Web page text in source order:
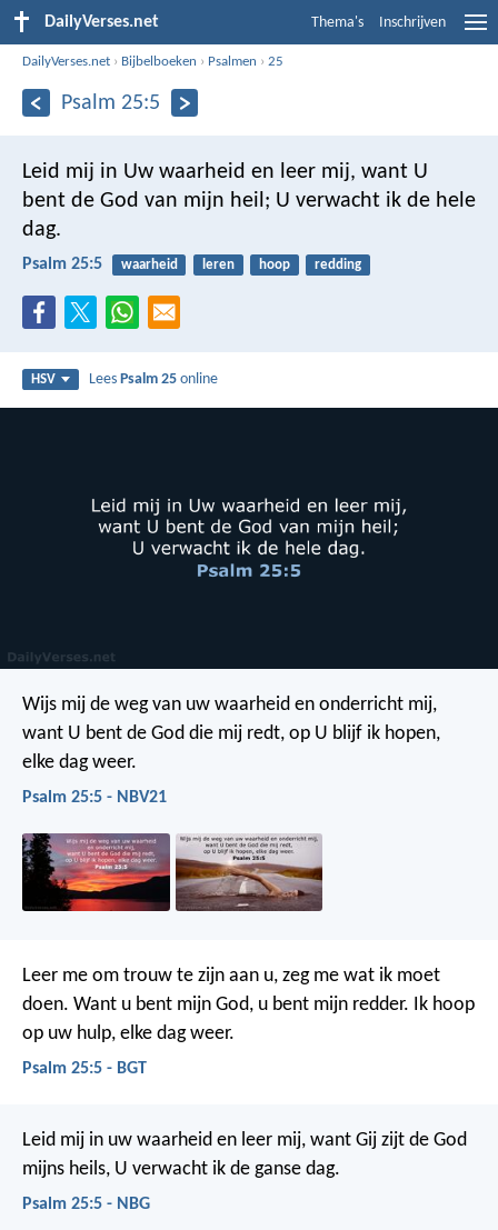
DailyVerses.net Thema's Inschrijven
DailyVerses.net › Bijbelboeken › Psalmen ›25
Psalm 25:5
Leid mij in Uw waarheid en leer mij, want U
bent de God van mijn heil; U verwacht ik de hele
dag.
Psalm 25:5 waarheid leren hoop redding
HSV LeesPsalm 25 online
Wijs mij de weg van uw waarheid en onderricht mij,
want U bent de God die mij redt, op U blijf ik hopen,
elke dag weer.
Psalm 25:5 - NBV21
Leer me om trouw te zijn aan u, zeg me wat ik moet
doen. Want u bent mijn God, u bent mijn redder. Ik hoop
op uw hulp, elke dag weer.
Psalm 25:5 - BGT
Leid mij in uw waarheid en leer mij, want Gij zijt de God
mijns heils, U verwacht ik de ganse dag.
Psalm 25:5 - NBG